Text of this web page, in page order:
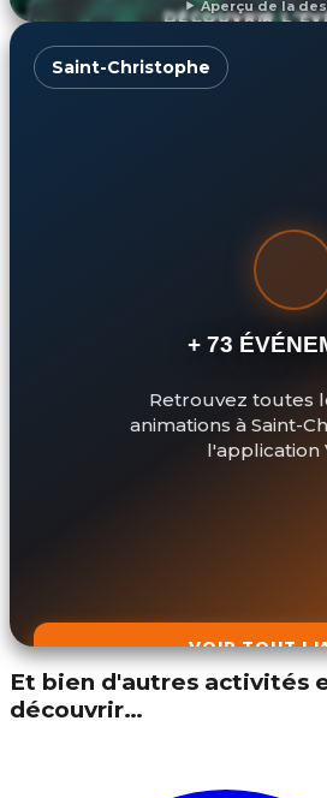
Aperçu de la
DÉCOUVRIR
Saint-Christophe
+ 73
Retrouvez toutes
animations à Saint-
l'application
VOIR TOUT
Et bien d'autres activités
découvrir…